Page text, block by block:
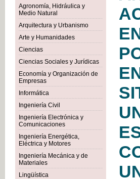
Agronomía, Hidráulica y
Medio Natural
Arquitectura y Urbanismo
Arte y Humanidades
Ciencias
Ciencias Sociales y Jurídicas
Economía y Organización de
Empresas
Informática
Ingeniería Civil
Ingeniería Electrónica y
Comunicaciones
Ingeniería Energética,
Eléctrica y Motores
Ingeniería Mecánica y de
Materiales
Lingüística